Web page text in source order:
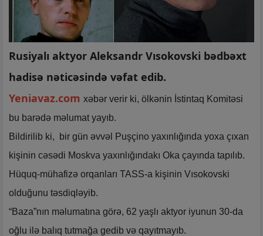
Rusiyalı aktyor Aleksandr Vısokovski bədbəxt
hadisə nəticəsində vəfat edib.
Yeniavaz.com xəbər verir ki, ölkənin İstintaq Komitəsi
bu barədə məlumat yayıb.
Bildirilib ki, bir gün əvvəl Puşçino yaxınlığında yoxa çıxan
kişinin cəsədi Moskva yaxınlığındakı Oka çayında tapılıb.
Hüquq-mühafizə orqanları TASS-a kişinin Vısokovski
olduğunu təsdiqləyib.
“Baza”nın məlumatına görə, 62 yaşlı aktyor iyunun 30-da
oğlu ilə balıq tutmağa gedib və qayıtmayıb.